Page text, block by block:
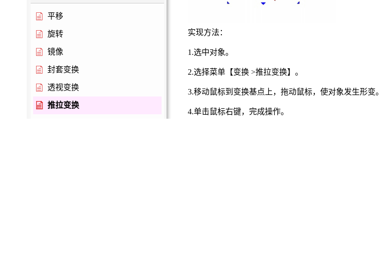
平移
旋转
镜像
封套变换
透视变换
推拉变换
实现方法：
1.选中对象。
2.选择菜单【变换 >推拉变换】。
3.移动鼠标到变换基点上，拖动鼠标，使对象发生形变。
4.单击鼠标右键，完成操作。